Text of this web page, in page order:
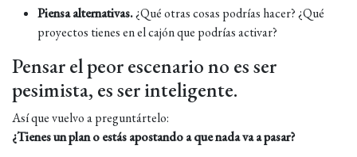
Piensa alternativas.¿Qué otras cosas podrías hacer? ¿Qué
proyectos tienes en el cajón que podrías activar?
Pensar el peor escenario no es ser
pesimista, es ser inteligente.
Así que vuelvo a preguntártelo:
¿Tienes un plan o estás apostando a que nada va a pasar?